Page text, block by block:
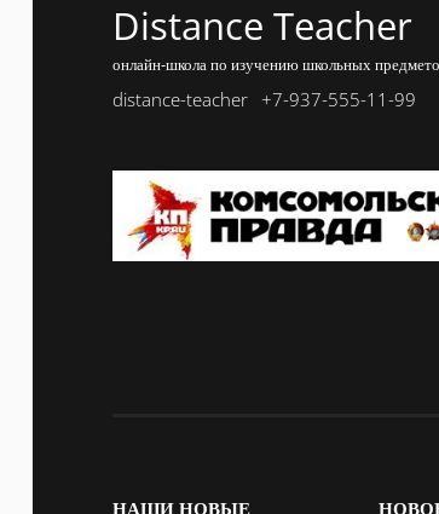
Distance Teacher
онлайн-школа по изучению школьных
distance-teacher +7-937-555-11-99
НАШИНОВЫЕ